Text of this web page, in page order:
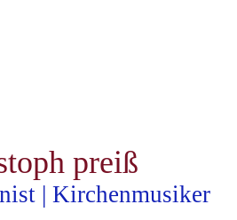
preiß
| Kirchenmusiker